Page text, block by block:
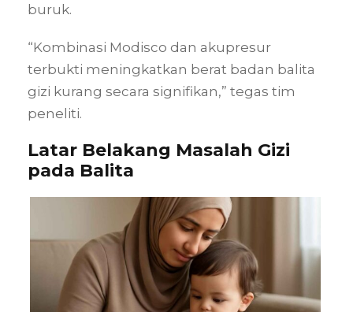
buruk.
“Kombinasi Modisco dan akupresur
terbukti meningkatkan berat badan balita
gizi kurang secara signifikan,” tegas tim
peneliti.
Latar Belakang Masalah Gizi
pada Balita